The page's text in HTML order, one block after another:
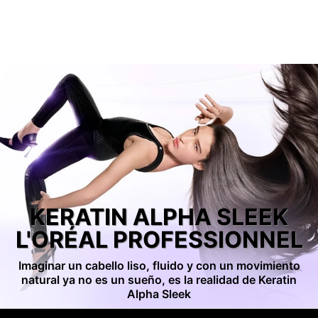
KERATIN ALPHA SLEEK
L'ORÉAL PROFESSIONNEL
Imaginar un cabello liso, fluido y con un movimiento
natural ya no es un sueño, es la realidad de Keratin
Alpha Sleek